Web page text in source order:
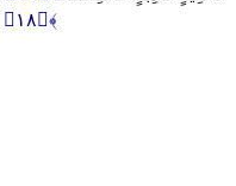
﴿١٨﴾﴿١٩﴾